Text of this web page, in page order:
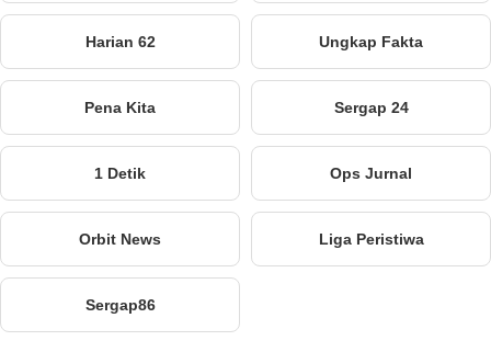
Harian 62 Ungkap Fakta
Pena Kita Sergap 24
1 Detik Ops Jurnal
Orbit News Liga Peristiwa
Sergap86